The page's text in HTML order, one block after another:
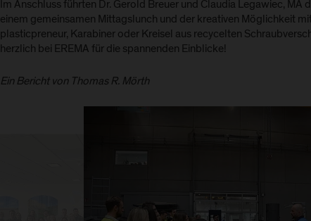
Im Anschluss führten Dr. Gerold Breuer und Claudia Legawiec,
einem gemeinsamen Mittagslunch und der kreativen Möglichkeit
plasticpreneur, Karabiner oder Kreisel aus recycelten
herzlich bei EREMA für die spannenden Einblicke!
Ein Bericht von Thomas R. Mörth